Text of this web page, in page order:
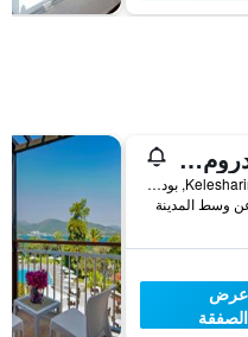
ديفان بودروم بالميرا
Kelesharim Cad No 22, بودروم, تركيا
عرض
الصفقة